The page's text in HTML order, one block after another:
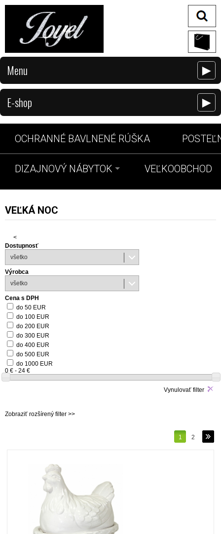
Menu ►
E-shop ►
OCHRANNÉ BAVLNENÉ RÚŠKA
DIZAJNOVÝ NÁBYTOK VEĽKOOBCHOD
VEĽKÁ NOC
<
Dostupnosť
všetko
Výrobca
všetko
Cena s DPH
do 50 EUR
do 100 EUR
do 200 EUR
do 300 EUR
do 400 EUR
do 500 EUR
do 1000 EUR
0 € - 24 €
Vynulovať filter
Zobraziť rozšírený filter >>
1 2